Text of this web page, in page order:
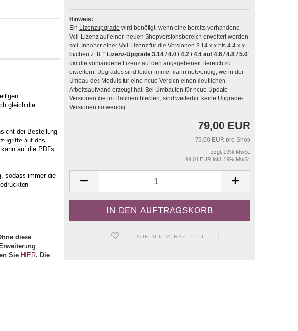
Hinweis:
Ein Lizenzupgrade wird benötigt, wenn eine bereits vorhandene
Voll-Lizenz auf einen neuen Shopversionsbereich erweitert werden
soll. Inhaber einer Voll-Lizenz für die Versionen 3.14.x.x bis 4.4.x.x
buchen z. B. " Lizenz-Upgrade 3.14 / 4.0 / 4.2 / 4.4 auf 4.6 / 4.8 / 5.0"
um die vorhandene Lizenz auf den angegebenen Bereich zu
erweitern. Upgrades sind leider immer dann notwendig, wenn der
Umbau des Moduls für eine neue Version einen deutlichen
Arbeitsaufwand erzeugt hat. Bei Umbauten für neue Update-
Versionen die im Rahmen bleiben, sind weiterhin keine Upgrade-
Versionen notwendig.
79,00 EUR
79,00 EUR pro Shop
zzgl. 19% MwSt.
94,01 EUR inkl. 19% MwSt.
AUF DEN MERKZETTEL
gleich die
der Bestellung
auf das
auf die PDFs
sodass immer die
diese
Sie HIER. Die